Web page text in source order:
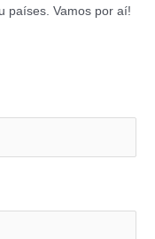
países. Vamos por aí!